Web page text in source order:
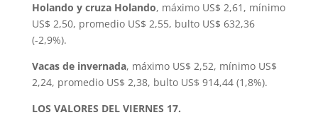
Holando y cruza Holando, máximo US$ 2,61, mínimo
US$ 2,50, promedio US$ 2,55, bulto US$ 632,36
(-2,9%).
Vacas de invernada, máximo US$ 2,52, mínimo US$
2,24, promedio US$ 2,38, bulto US$ 914,44 (1,8%).
LOS VALORES DEL VIERNES 17.